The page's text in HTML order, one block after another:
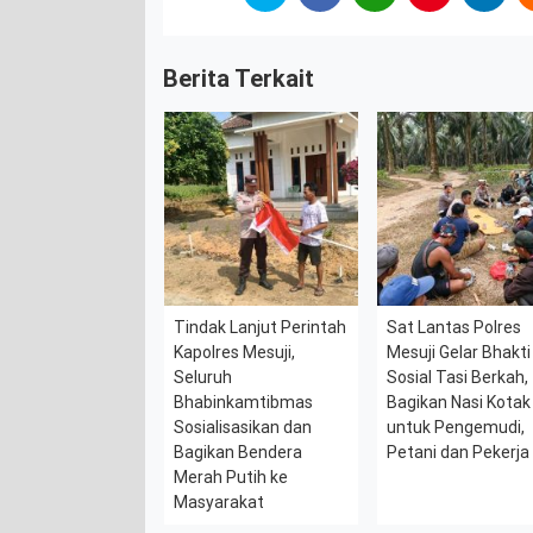
Berita Terkait
Tindak Lanjut Perintah
Kapolres Mesuji,
Seluruh
Bhabinkamtibmas
Sosialisasikan dan
Bagikan Bendera
Merah Putih ke
Masyarakat
Sat Lantas Polres
Mesuji Gelar Bhakti
Sosial Tasi Berkah,
Bagikan Nasi Kotak
untuk Pengemudi,
Petani dan Pekerja